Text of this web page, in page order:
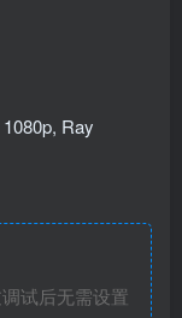
Ray
试后无需设置